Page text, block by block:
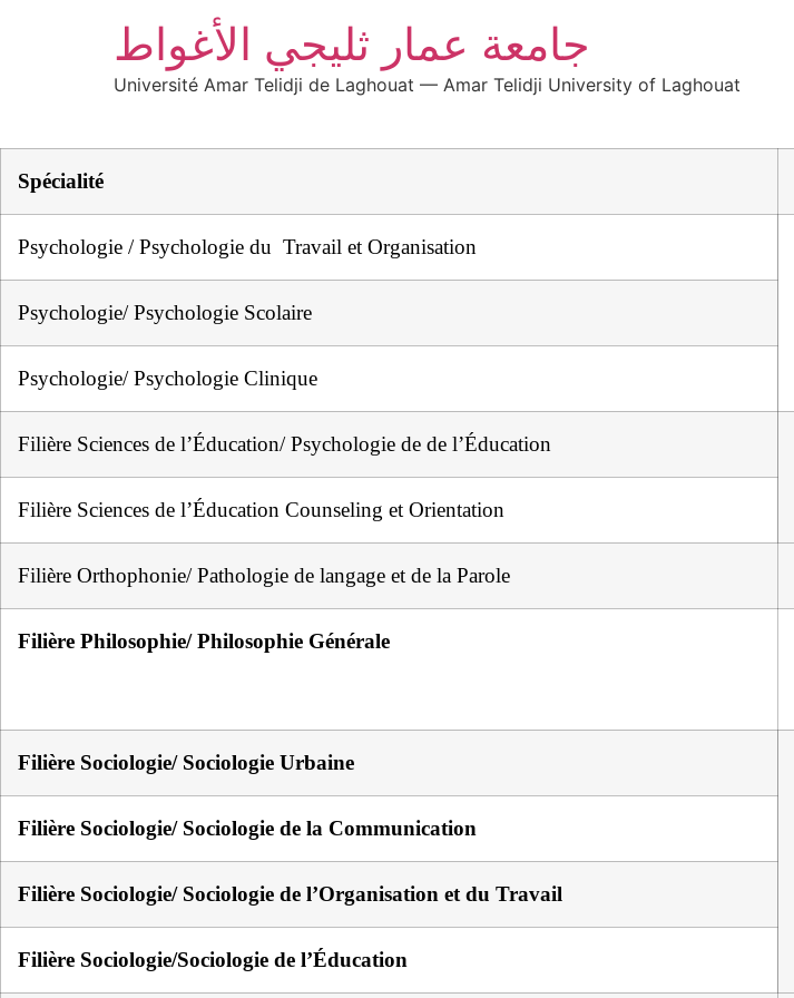
جامعة عمار ثليجي الأغواط
Université Amar Telidji de Laghouat — Amar Telidji University of Laghouat
Spécialité
Psychologie / Psychologie du Travail et Organisation
Psychologie/ Psychologie Scolaire
Psychologie/ Psychologie Clinique
Filière Sciences de l’Éducation/ Psychologie de de l’Éducation
Filière Sciences de l’Éducation Counseling et Orientation
Filière Orthophonie/ Pathologie de langage et de la Parole
Filière Philosophie/ Philosophie Générale
Filière Sociologie/ Sociologie Urbaine
Filière Sociologie/ Sociologie de la Communication
Filière Sociologie/ Sociologie de l’Organisation et du Travail
Filière Sociologie/Sociologie de l’Éducation